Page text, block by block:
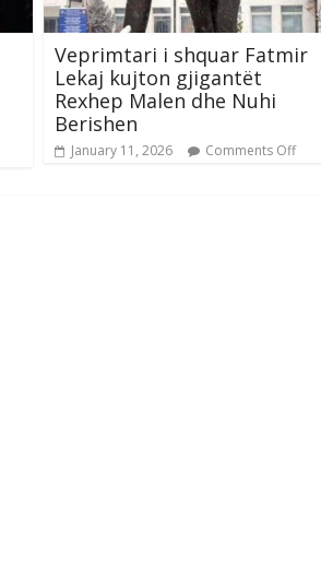
Veprimtari i shquar Fatmir
Lekaj kujton gjigantët
Rexhep Malen dhe Nuhi
Berishen
January 11, 2026 Comments Off